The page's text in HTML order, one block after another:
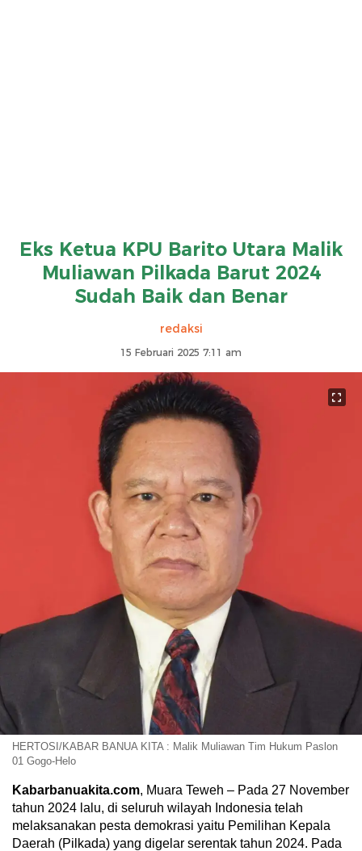
Eks Ketua KPU Barito Utara Malik
Muliawan Pilkada Barut 2024
Sudah Baik dan Benar
redaksi
15 Februari 2025 7:11 am
HERTOSI/KABAR BANUA KITA : Malik Muliawan Tim Hukum Paslon
01 Gogo-Helo
Kabarbanuakita.com, Muara Teweh – Pada 27 November
tahun 2024 lalu, di seluruh wilayah Indonesia telah
melaksanakan pesta demokrasi yaitu Pemilihan Kepala
Daerah (Pilkada) yang digelar serentak tahun 2024. Pada